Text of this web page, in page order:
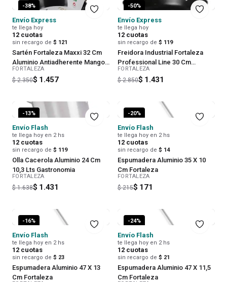
-38%
Envío Express
te llega hoy
12 cuotas
sin recargo de $ 121
Sartén Fortaleza Maxxi 32 Cm
Aluminio Antiadherente Mango
Desmontable
FORTALEZA
$ 2.350$ 1.457
-50%
Envío Express
te llega hoy
12 cuotas
sin recargo de $ 119
Freidora Industrial Fortaleza
Professional Line 30 Cm
Aluminio
FORTALEZA
$ 2.850$ 1.431
-13%
Envío Flash
te llega hoy en 2 hs
12 cuotas
sin recargo de $ 119
Olla Cacerola Aluminio 24 Cm
10,3 Lts Gastronomia
FORTALEZA
$ 1.638$ 1.431
-20%
Envío Flash
te llega hoy en 2 hs
12 cuotas
sin recargo de $ 14
Espumadera Aluminio 35 X 10
Cm Fortaleza
FORTALEZA
$ 215$ 171
-16%
Envío Flash
te llega hoy en 2 hs
12 cuotas
sin recargo de $ 23
Espumadera Aluminio 47 X 13
Cm Fortaleza
-24%
Envío Flash
te llega hoy en 2 hs
12 cuotas
sin recargo de $ 21
Espumadera Aluminio 47 X 11,5
Cm Fortaleza